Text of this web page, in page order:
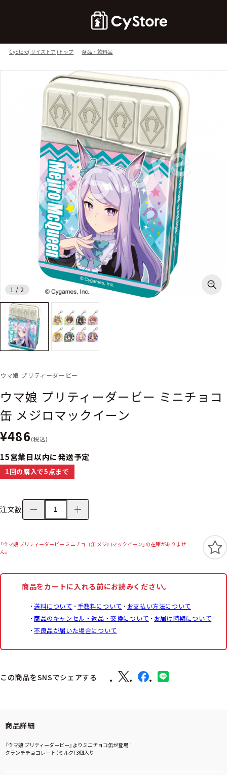
CyStore(サイストア)トップ 食品・飲料品
1 / 2
ウマ娘 プリティーダービー
ウマ娘 プリティーダービー ミニチョコ
缶 メジロマックイーン
¥486(税込)
15営業日以内に発送予定
1回の購入で5点まで
注文数
「ウマ娘 プリティーダービー ミニチョコ缶 メジロマックイーン」の在庫がありませ
ん。
商品をカートに入れる前にお読みください。
送料について 手数料について
お支払い方法について
商品のキャンセル・返品・交換について
お届け時期について
不良品が届いた場合について
この商品をSNSでシェアする
商品詳細
『ウマ娘 プリティーダービー』よりミニチョコ缶が登場！
クランチチョコレート（ミルク）3個入り